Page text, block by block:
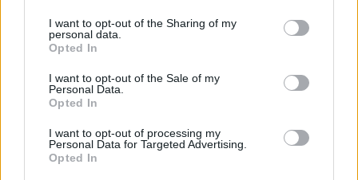
I want to opt-out of the Sharing of my
personal data.
Opted In
I want to opt-out of the Sale of my
Personal Data.
Opted In
I want to opt-out of processing my
Personal Data for Targeted Advertising.
Opted In